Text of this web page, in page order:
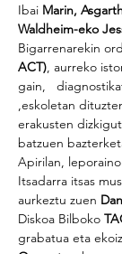
Ibai Marin,
Waldheim-eko
Bigarrenarekin
ACT), aurreko
gain,
,eskoletan
erakusten
batzuen
Apirilan,
Itsadarra itsas
aurkeztu zuen
Diskoa Bilboko
grabatua eta